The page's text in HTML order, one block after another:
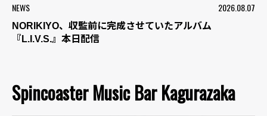
NEWS 2026.08.07
NORIKIYO、収監前に完成させていたアルバム
『L.I.V.S.』本日配信
Spincoaster Music Bar Kagurazaka